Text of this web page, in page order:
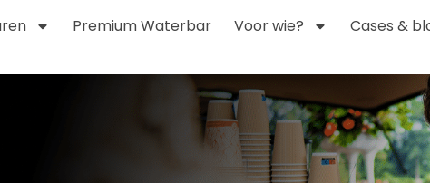
Premium Waterbar Voor wie? Cases &